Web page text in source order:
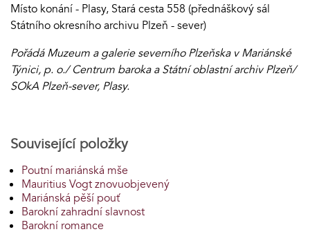
Místo konání - Plasy, Stará cesta 558 (přednáškový sál
Státního okresního archivu Plzeň - sever)
Pořádá Muzeum a galerie severního Plzeňska v Mariánské
Týnici, p. o./ Centrum baroka a Státní oblastní archiv Plzeň/
SOkA Plzeň-sever, Plasy.
Související položky
Poutní mariánská mše
Mauritius Vogt znovuobjevený
Mariánská pěší pouť
Barokní zahradní slavnost
Barokní romance